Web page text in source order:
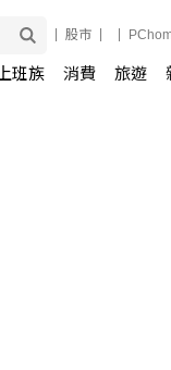
股市
上班族 消費 旅遊